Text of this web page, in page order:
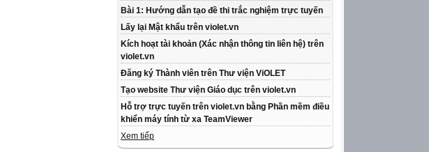
Bài 1: Hướng dẫn tạo đề thi trắc nghiệm trực tuyến
Lấy lại Mật khẩu trên violet.vn
Kích hoạt tài khoản (Xác nhận thông tin liên hệ) trên
violet.vn
Đăng ký Thành viên trên Thư viện ViOLET
Tạo website Thư viện Giáo dục trên violet.vn
Hỗ trợ trực tuyến trên violet.vn bằng Phần mềm điều
khiển máy tính từ xa TeamViewer
Xem tiếp